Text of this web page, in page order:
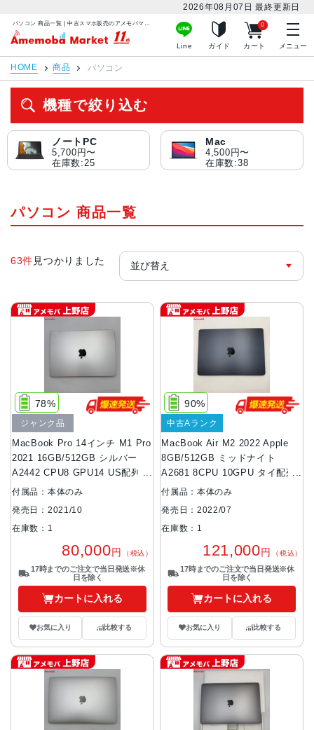
2026年08月07日 最終更新日
アメモバマーケット
Line ガイド カート
0
メニュー
HOME 商品 パソコン
機種で絞り込む
ノートPC
5,700円〜
在庫数:25
Mac
4,500円〜
在庫数:38
パソコン 商品一覧
63件 見つかりました
MacBook Pro 14インチ M1 Pro
2021 16GB/512GB シルバー
A2442 CPU8 GPU14 US配列
ジャンク品
78%
ジャンク品
付属品：本体のみ
発売日：2021/10
在庫数：1
80,000円 （税込）
17時までのご注文で当日発送※休
日を除く
カートに入れる
お気に入り 比較する
MacBook Air M2 2022 Apple
8GB/512GB ミッドナイト
A2681 8CPU 10GPU タイ配列
極美品
90%
中古Aランク
付属品：本体のみ
発売日：2022/07
在庫数：1
121,000円 （税込）
17時までのご注文で当日発送※休
日を除く
カートに入れる
お気に入り 比較する